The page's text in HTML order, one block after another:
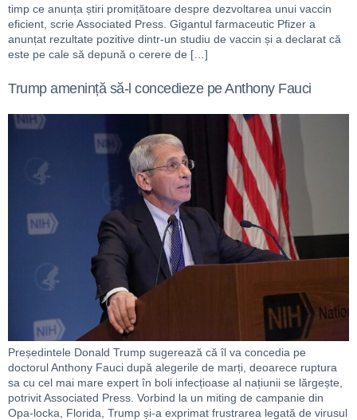
timp ce anunța știri promițătoare despre dezvoltarea unui vaccin
eficient, scrie Associated Press. Gigantul farmaceutic Pfizer a
anunțat rezultate pozitive dintr-un studiu de vaccin și a declarat că
este pe cale să depună o cerere de […]
Trump amenință să-l concedieze pe Anthony Fauci
Președintele Donald Trump sugerează că îl va concedia pe
doctorul Anthony Fauci după alegerile de marți, deoarece ruptura
sa cu cel mai mare expert în boli infecțioase al națiunii se lărgește,
potrivit Associated Press. Vorbind la un miting de campanie din
Opa-locka, Florida, Trump și-a exprimat frustrarea legată de virusul